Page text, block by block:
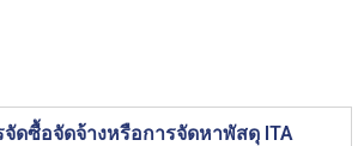
ดซื้อจัดจ้างหรือการจัดหาพัสดุ ITA